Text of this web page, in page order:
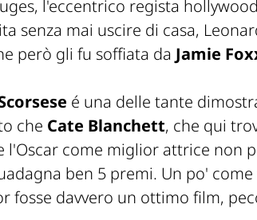
l'eccentrico regista
senza mai uscire di casa,
però gli fu soffiata da Jamie
é una delle tante
che Cate Blanchett, che qui
l'Oscar come miglior attrice non
ben 5 premi. Un po'
fosse davvero un ottimo film,